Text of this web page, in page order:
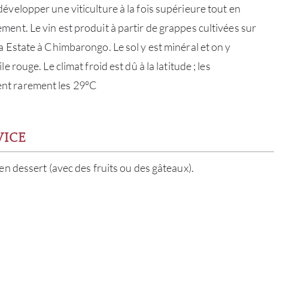
une viticulture à la fois supérieure tout en
Le vin est produit à partir de grappes cultivées sur
Estate à Chimbarongo. Le sol y est minéral et on y
rouge. Le climat froid est dû à la latitude ; les
rarement les 29°C
dessert (avec des fruits ou des gâteaux).